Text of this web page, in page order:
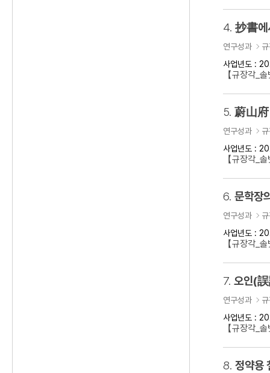
4. 抄書에
연구성과
사업년도 :
【규장각_
5. 蔚山府
연구성과
사업년도 :
【규장각_
6. 문학장
연구성과
사업년도 :
【규장각_
7. 오인(誤
연구성과
사업년도 :
【규장각_
8. 정약용